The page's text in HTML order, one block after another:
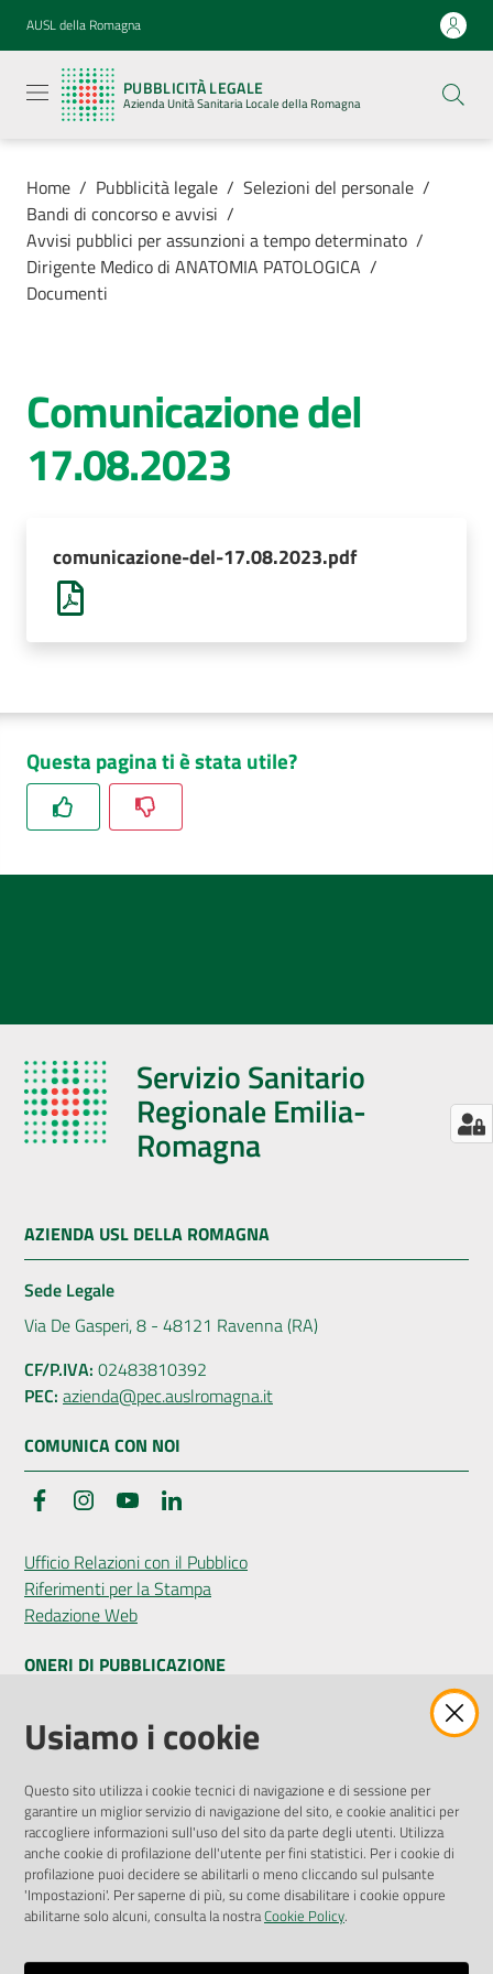
Vai al contenuto
Vai alla navigazione
Vai al footer
AUSL della Romagna
PUBBLICITÀ LEGALE
Azienda Unità Sanitaria Locale della Romagna
legale
Azienda
Unità
Locale della
Azienda
Luoghi di
cura
Comunica
Home / Pubblicità legale / Selezioni del personale /
Bandi di concorso e avvisi /
Avvisi pubblici per assunzioni a tempo determinato /
Dirigente Medico di ANATOMIA PATOLOGICA /
Documenti
Comunicazione del
17.08.2023
comunicazione-del-17.08.2023.pdf
Questa pagina ti è stata utile?
Servizio Sanitario
Regionale Emilia-
Romagna
AZIENDA USL DELLA ROMAGNA
Sede Legale
Via De Gasperi, 8 - 48121 Ravenna (RA)
CF/P.IVA: 02483810392
PEC: azienda@pec.auslromagna.it
COMUNICA CON NOI
FacebookInstagramYouTube
Ufficio Relazioni con il Pubblico
Riferimenti per la Stampa
Redazione Web
ONERI DI PUBBLICAZIONE
Amministrazione Trasparente
Pubblicità legale
Privacy Policy
Attuazione Misure PNRR
Liste di Attesa
ENTI, IMPRESE E PARTNER
Fatturazione Elettronica
Usiamo i cookie
Questo sito utilizza i cookie tecnici di navigazione e di sessione per
garantire un miglior servizio di navigazione del sito, e cookie analitici per
raccogliere informazioni sull'uso del sito da parte degli utenti. Utilizza
anche cookie di profilazione dell'utente per fini statistici. Per i cookie di
profilazione puoi decidere se abilitarli o meno cliccando sul pulsante
'Impostazioni'. Per saperne di più, su come disabilitare i cookie oppure
abilitarne solo alcuni, consulta la nostraCookie Policy.